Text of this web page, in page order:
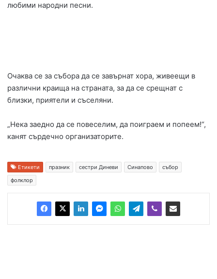
любими народни песни.
Очаква се за събора да се завърнат хора, живеещи в
различни краища на страната, за да се срещнат с
близки, приятели и съселяни.
„Нека заедно да се повеселим, да поиграем и попеем!“,
канят сърдечно организаторите.
Етикети празник сестри Диневи Синапово
събор
фолклор